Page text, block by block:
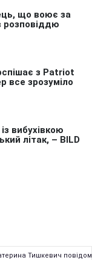
Тишкевич